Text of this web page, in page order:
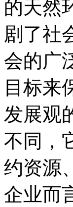
的天然
剧了社
会的广
目标来
发展观
不同，
约资源
企业而